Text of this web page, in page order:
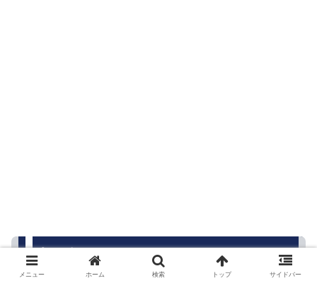
まとめ
メニュー ホーム 検索 トップ サイドバー